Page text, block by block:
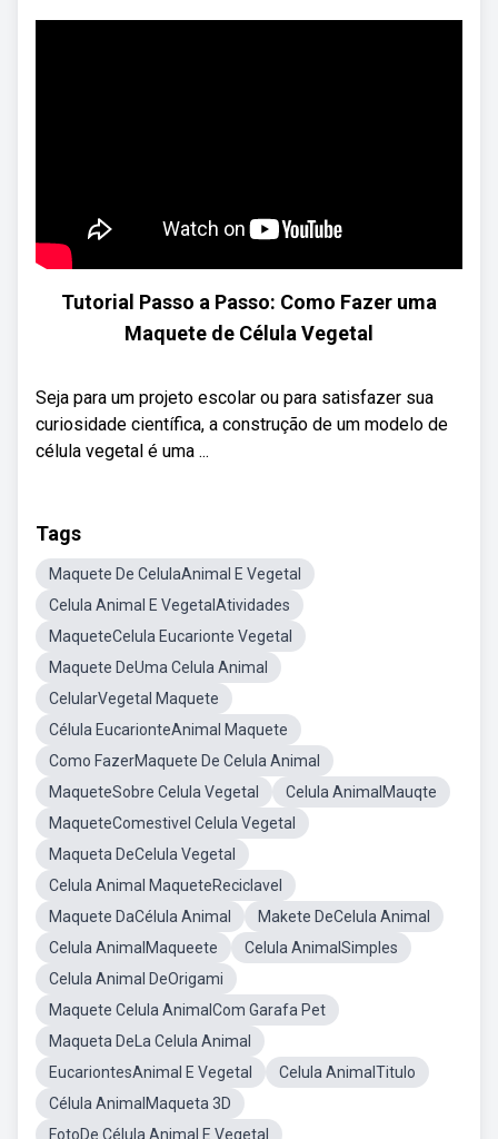
Tutorial Passo a Passo: Como Fazer uma
Maquete de Célula Vegetal
Seja para um projeto escolar ou para satisfazer sua
curiosidade científica, a construção de um modelo de
célula vegetal é uma ...
Tags
Maquete De CelulaAnimal E Vegetal
Celula Animal E VegetalAtividades
MaqueteCelula Eucarionte Vegetal
Maquete DeUma Celula Animal
CelularVegetal Maquete
Célula EucarionteAnimal Maquete
Como FazerMaquete De Celula Animal
MaqueteSobre Celula Vegetal
Celula AnimalMauqte
MaqueteComestivel Celula Vegetal
Maqueta DeCelula Vegetal
Celula Animal MaqueteReciclavel
Maquete DaCélula Animal
Makete DeCelula Animal
Celula AnimalMaqueete
Celula AnimalSimples
Celula Animal DeOrigami
Maquete Celula AnimalCom Garafa Pet
Maqueta DeLa Celula Animal
EucariontesAnimal E Vegetal
Celula AnimalTitulo
Célula AnimalMaqueta 3D
FotoDe Célula Animal E Vegetal